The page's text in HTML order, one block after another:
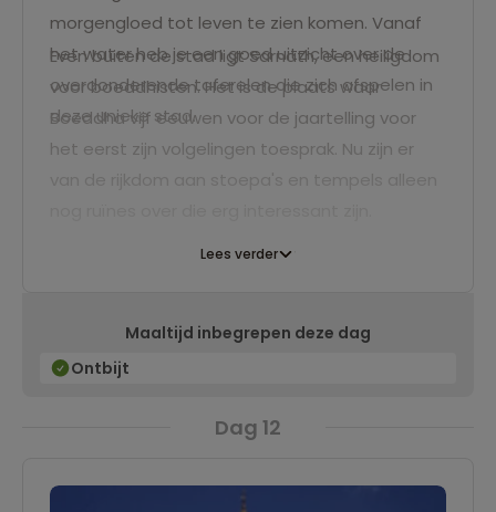
morgengloed tot leven te zien komen. Vanaf
het water heb je een goed uitzicht over de
overdonderende taferelen die zich afspelen in
deze unieke stad.
Even buiten de stad ligt Sarnath, een heiligdom
voor boeddhisten. Het is de plaats waar
Boeddha vijf eeuwen voor de jaartelling voor
het eerst zijn volgelingen toesprak. Nu zijn er
Lees verder
Maaltijd inbegrepen deze dag
Ontbijt
Dag 12